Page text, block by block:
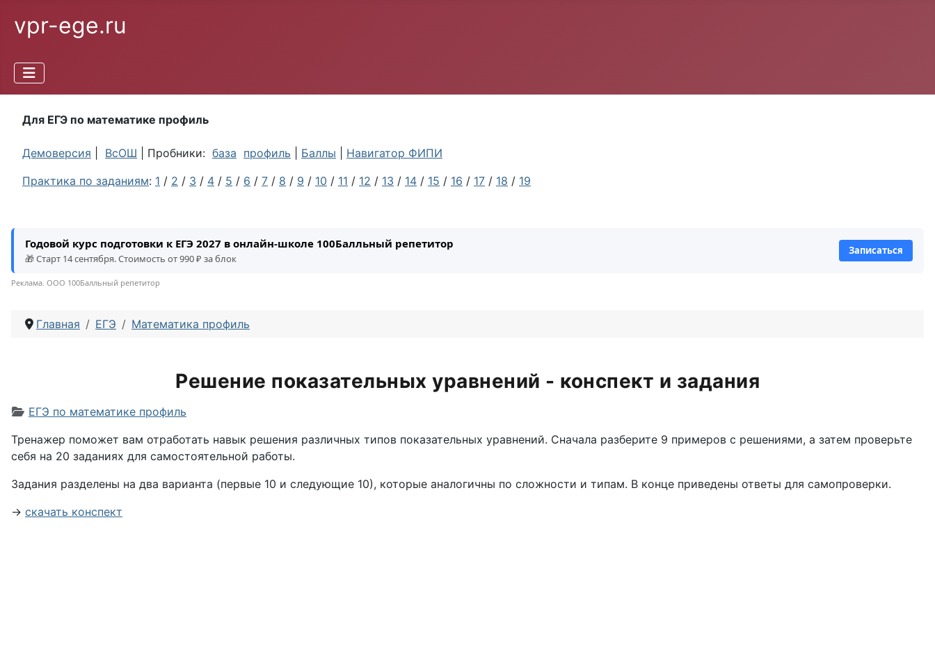
vpr-ege.ru
Для ЕГЭ по математике профиль
Демоверсия ВсОШ | Пробники: база профиль Баллы
Навигатор ФИПИ
Практика по заданиям: 1 / 2 / 3 / 4 / 5 / 6 / 7 / 8 / 9 / 10 / 11 / 12 / 13 / 14 / 15 / 16 / 17 / 18 / 19
Годовой курс подготовки к ЕГЭ 2027 в онлайн-школе 100Балльный репетитор
🎁 Старт 14 сентября. Стоимость от 990 ₽ за блок
Записаться
Реклама. ООО 100Балльный репетитор
Главная ЕГЭ Математика профиль
Решение показательных уравнений - конспект и задания
Информация о материале
ЕГЭ по математике профиль
Тренажер поможет вам отработать навык решения различных типов показательных уравнений. Сначала разберите 9 примеров с решениями, а затем проверьте
себя на 20 заданиях для самостоятельной работы.
Задания разделены на два варианта (первые 10 и следующие 10), которые аналогичны по сложности и типам. В конце приведены ответы для самопроверки.
→ скачать конспект